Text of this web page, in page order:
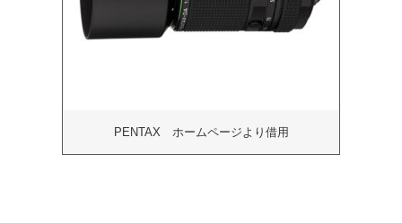
PENTAX ホームページより借用